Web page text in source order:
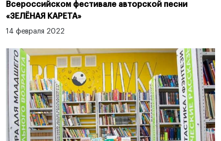
Всероссийском фестивале авторской песни
«ЗЕЛЁНАЯ КАРЕТА»
14 февраля 2022